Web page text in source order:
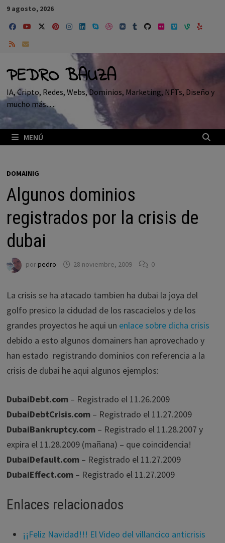
Saltar
contenido
9 agosto, 2026
PEDRO BAUZA
IA, Cripto, Redes, Webs, Dominios, Marketing, NFTs, Diseño y
mucho más….
MENÚ
DOMAINIG
Algunos dominios
registrados por la crisis de
dubai
porpedro 28 noviembre, 2009 0
La crisis se ha atacado tambien ha dubai la joya del
golfo presico la cidudad de los rascacielos y de los
grandes proyectos he aqui un enlace sobre dicha crisis
debido a esto algunos domainers han aprovechado y
han estado registrando dominios con referencia a la
crisis de dubai he aqui algunos ejemplos:
DubaiDebt.com– Registrado el 11.26.2009
DubaiDebtCrisis.com– Registrado el 11.27.2009
DubaiBankruptcy.com– Registrado el 11.28.2007 y
expira el 11.28.2009 (mañana) – que coincidencia!
DubaiDefault.com– Registrado el 11.27.2009
DubaiEffect.com– Registrado el 11.27.2009
Enlaces relacionados
¡¡Feliz Navidad!!! El Video del villancico anticrisis